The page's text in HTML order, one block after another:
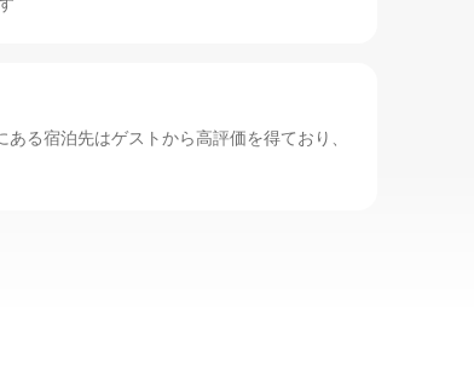
る宿泊先はゲストから高評価を得ており、